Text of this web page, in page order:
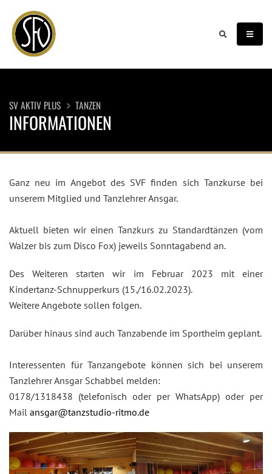
SV AKTIV PLUS TANZEN
INFORMATIONEN
Ganz neu im Angebot des SVF finden sich Tanzkurse bei
unserem Mitglied und Tanzlehrer Ansgar.
Aktuell bieten wir einen Tanzkurs zu Standardtänzen (vom
Walzer bis zum Disco Fox) jeweils Sonntagabend an.
Des Weiteren starten wir im Februar 2023 mit einer
Kindertanz-Schnupperkurs (15./16.02.2023).
Weitere Angebote sollen folgen.
Darüber hinaus sind auch Tanzabende im Sportheim geplant.
Interessenten für Tanzangebote können sich bei unserem
Tanzlehrer Ansgar Schabbel melden:
0178/1318438 (telefonisch oder per WhatsApp) oder per
Mail ansgar@tanzstudio-ritmo.de